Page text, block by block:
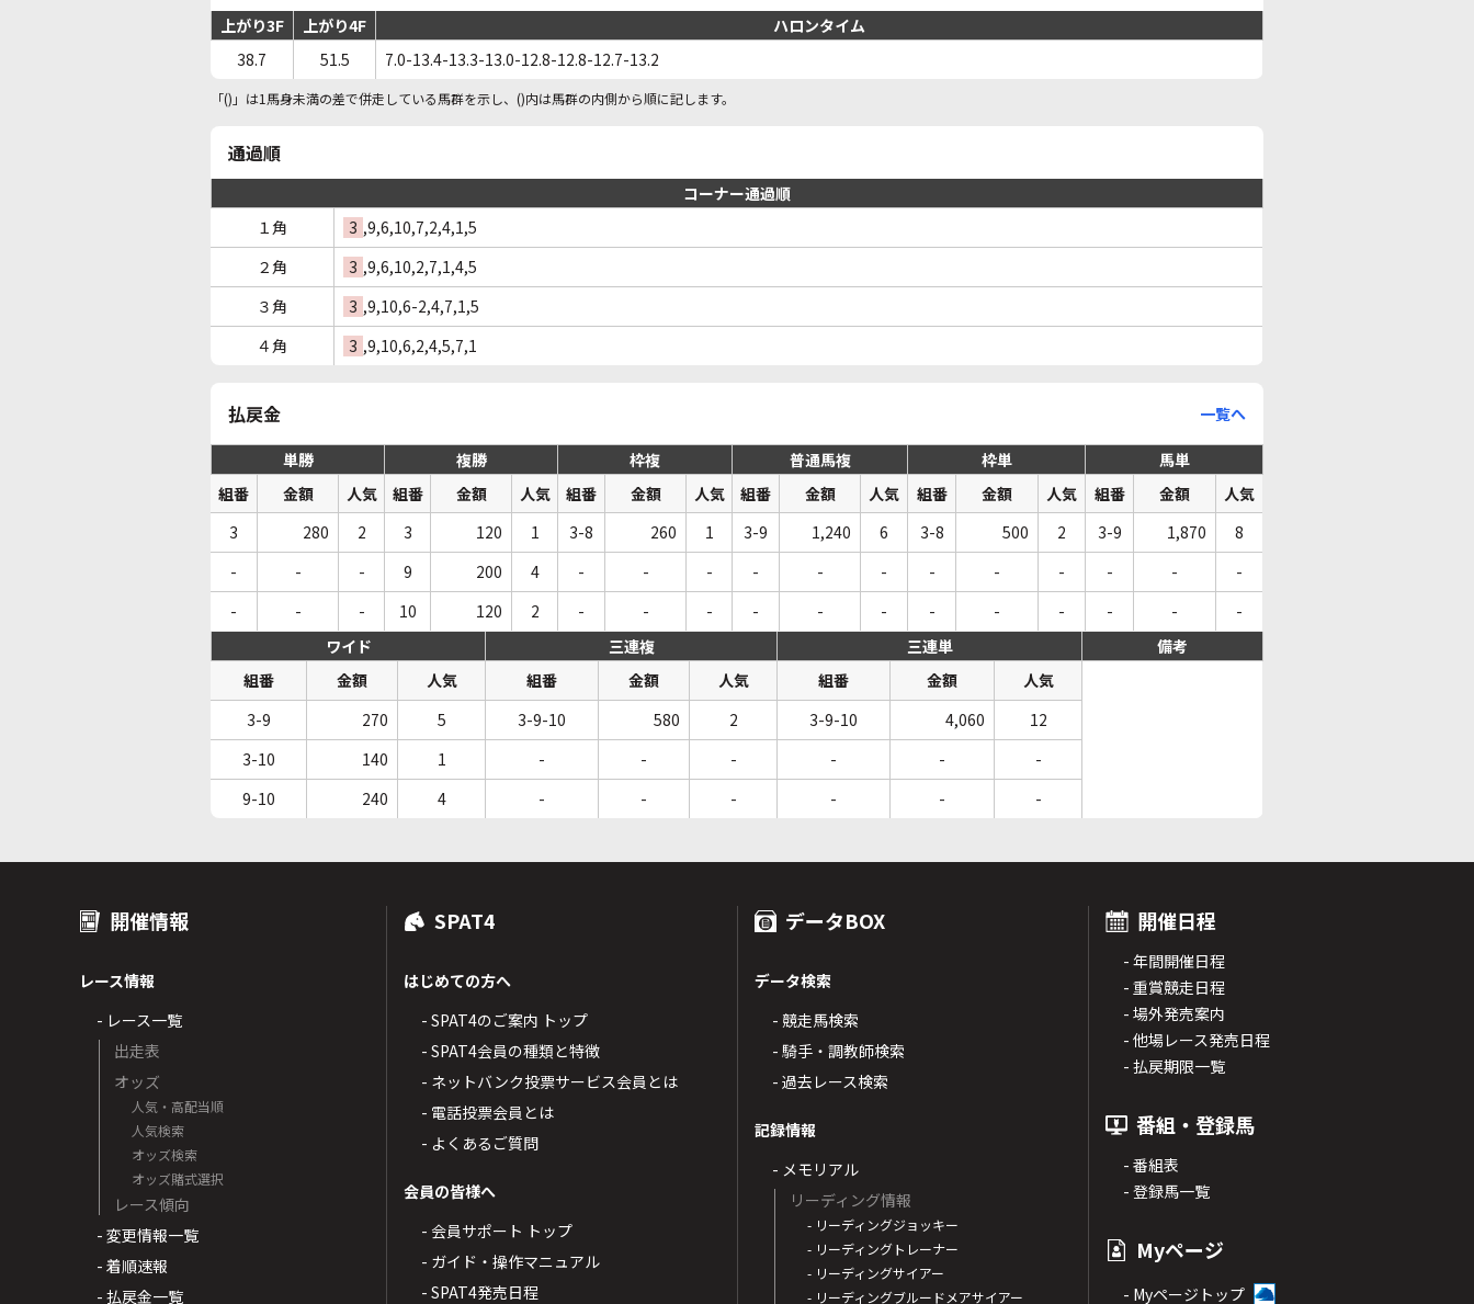
上がり3F 上がり4F
ハロンタイム
38.7
51.5 7.0-13.4-13.3-13.0-12.8-12.8-12.7-13.2
「()」は1馬身未満の差で併走している馬群を示し、()内は馬群の内側から順に記します。
通過順
コーナー通過順
１角
3 ,9,6,10,7,2,4,1,5
２角
3 ,9,6,10,2,7,1,4,5
３角
3 ,9,10,6-2,4,7,1,5
４角
3 ,9,10,6,2,4,5,7,1
払戻金 一覧へ
単勝 複勝 枠複 普通馬複 枠単
馬単
組番
金額 人気 組番 金額 人気 組番 金額 人気 組番 金額 人気 組番 金額 人気 組番 金額
人気
3
280 2 3 120 1 3-8 260 1 3-9 1,240 6 3-8 500 2 3-9 1,870
8
-
- - 9 200 4 - - - - - - - - - - -
-
-
- - 10 120 2 - - - - - - - - - - -
-
ワイド
三連複 三連単
備考
組番
金額 人気 組番 金額 人気 組番 金額
人気
3-9
270 5 3-9-10 580 2 3-9-10 4,060
12
3-10
140 1 - - - - -
-
9-10
240 4 - - - - - -
開催情報
レース情報
- レース一覧
出走表
オッズ
人気・高配当順
人気検索
オッズ検索
オッズ賭式選択
レース傾向
- 変更情報一覧
- 着順速報
- 払戻金一覧
SPAT4
はじめての方へ
- SPAT4のご案内 トップ
- SPAT4会員の種類と特徴
- ネットバンク投票サービス会員とは
- 電話投票会員とは
- よくあるご質問
会員の皆様へ
- 会員サポート トップ
- ガイド・操作マニュアル
- SPAT4発売日程
データBOX
データ検索
- 競走馬検索
- 騎手・調教師検索
- 過去レース検索
記録情報
- メモリアル
リーディング情報
- リーディングジョッキー
- リーディングトレーナー
- リーディングサイアー
- リーディングブルードメアサイアー
開催日程
- 年間開催日程
- 重賞競走日程
- 場外発売案内
- 他場レース発売日程
- 払戻期限一覧
番組・登録馬
- 番組表
- 登録馬一覧
Myページ
- Myページトップ